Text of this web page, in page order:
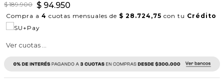
$ 189.900 $ 94.950
Compra a 4 cuotas mensuales de $ 28.724,75 con tu Crédito
Ver cuotas ...